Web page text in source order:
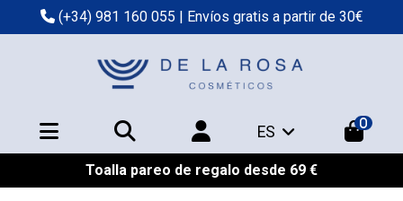
(+34) 981 160 055 | Envíos gratis a partir de 30€
ES 0
Toalla pareo de regalo desde 69 €